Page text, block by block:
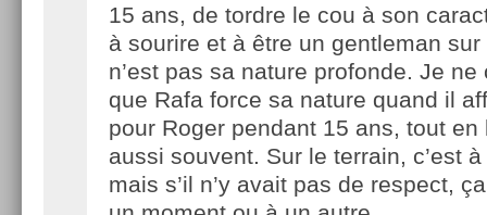
15 ans, de tordre le cou à son
à sourire et à être un gentleman
n’est pas sa nature profonde. Je
que Rafa force sa nature quand il
pour Roger pendant 15 ans, tout en
aussi souvent. Sur le terrain, c’est
mais s’il n’y avait pas de respect,